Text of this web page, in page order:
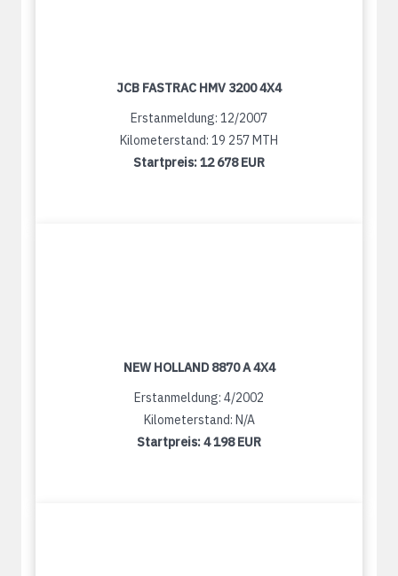
JCB FASTRAC HMV 3200 4X4
Erstanmeldung: 12/2007
Kilometerstand: 19 257 MTH
Startpreis:12 678 EUR
NEW HOLLAND 8870 A 4X4
Erstanmeldung: 4/2002
Kilometerstand: N/A
Startpreis:4 198 EUR